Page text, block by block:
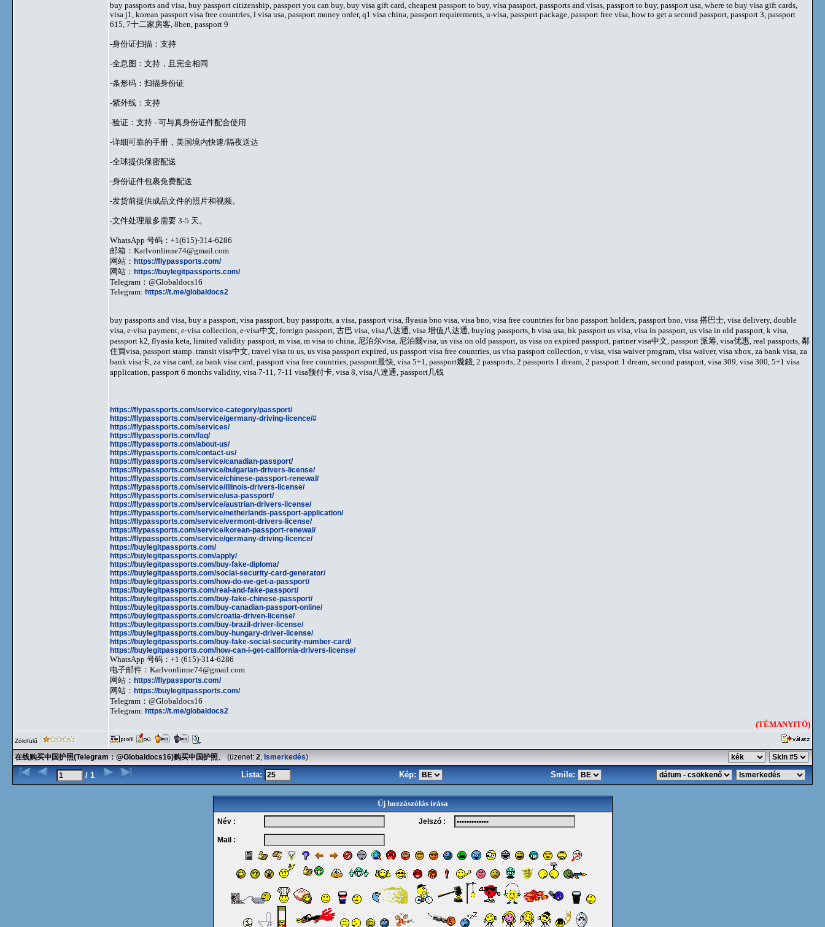
buy passports and visa, buy passport citizenship, passport you can buy, buy visa gift card, cheapest passport to buy, visa passport, passports and visas, passport to buy, passport usa, where to buy visa gift cards,
visa j1, korean passport visa free countries, l visa usa, passport money order, q1 visa china, passport requirements, u-visa, passport package, passport free visa, how to get a second passport, passport 3, passport
615, 7十二家房客, 8ben, passport 9
-身份证扫描：支持
-全息图：支持，且完全相同
-条形码：扫描身份证
-紫外线：支持
-验证：支持 - 可与真身份证件配合使用
-详细可靠的手册，美国境内快速/隔夜送达
-全球提供保密配送
-身份证件包裹免费配送
-发货前提供成品文件的照片和视频。
-文件处理最多需要 3-5 天。
WhatsApp 号码：+1(615)-314-6286
邮箱： Karlvonlinne74@gmail.com
网站： https://flypassports.com/
网站： https://buylegitpassports.com/
Telegram：@Globaldocs16
Telegram: https://t.me/globaldocs2
buy passports and visa, buy a passport, visa passport, buy passports, a visa, passport visa, flyasia bno visa, visa bno, visa free countries for bno passport holders, passport bno, visa 搭巴士, visa delivery, double
visa, e-visa payment, e-visa collection, e-visa中文, foreign passport, 古巴 visa, visa八达通, visa 增值八达通, buying passports, h visa usa, hk passport us visa, visa in passport, us visa in old passport, k visa,
passport k2, flyasia keta, limited validity passport, m visa, m visa to china, 尼泊尔visa, 尼泊爾visa, us visa on old passport, us visa on expired passport, partner visa中文, passport 派筹, visa优惠, real passports, 鄰
住買visa, passport stamp. transit visa中文, travel visa to us, us visa passport expired, us passport visa free countries, us visa passport collection, v visa, visa waiver program, visa waiver, visa xbox, za bank visa, za
bank visa卡, za visa card, za bank visa card, passport visa free countries, passport最快, visa 5+1, passport幾錢, 2 passports, 2 passports 1 dream, 2 passport 1 dream, second passport, visa 309, visa 300, 5+1 visa
application, passport 6 months validity, visa 7-11, 7-11 visa预付卡, visa 8, visa八達通, passport几钱
https://flypassports.com/service-category/passport/
https://flypassports.com/service/germany-driving-licence/#
https://flypassports.com/services/
https://flypassports.com/faq/
https://flypassports.com/about-us/
https://flypassports.com/contact-us/
https://flypassports.com/service/canadian-passport/
https://flypassports.com/service/bulgarian-drivers-license/
https://flypassports.com/service/chinese-passport-renewal/
https://flypassports.com/service/illinois-drivers-license/
https://flypassports.com/service/usa-passport/
https://flypassports.com/service/austrian-drivers-license/
https://flypassports.com/service/netherlands-passport-application/
https://flypassports.com/service/vermont-drivers-license/
https://flypassports.com/service/korean-passport-renewal/
https://flypassports.com/service/germany-driving-licence/
https://buylegitpassports.com/
https://buylegitpassports.com/apply/
https://buylegitpassports.com/buy-fake-diploma/
https://buylegitpassports.com/social-security-card-generator/
https://buylegitpassports.com/how-do-we-get-a-passport/
https://buylegitpassports.com/real-and-fake-passport/
https://buylegitpassports.com/buy-fake-chinese-passport/
https://buylegitpassports.com/buy-canadian-passport-online/
https://buylegitpassports.com/croatia-driven-license/
https://buylegitpassports.com/buy-brazil-driver-license/
https://buylegitpassports.com/buy-hungary-driver-license/
https://buylegitpassports.com/buy-fake-social-security-number-card/
https://buylegitpassports.com/how-can-i-get-california-drivers-license/
WhatsApp 号码：+1 (615)-314-6286
电子邮件： Karlvonlinne74@gmail.com
网站： https://flypassports.com/
网站： https://buylegitpassports.com/
Telegram：@Globaldocs16
Telegram: https://t.me/globaldocs2
(TÉMANYITÓ)
Zöldfülű
在线购买中国护照(Telegram：@Globaldocs16)购买中国护照、 (üzenet: 2, Ismerkedés)
/ 1 Lista: Kép: Smile:
Új hozzászólás írása
Név : Jelszó :
Mail :